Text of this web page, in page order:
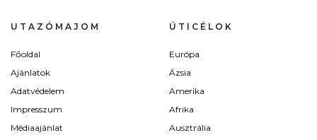
UTAZÓMAJOM
Főoldal
Ajánlatok
Adatvédelem
Impresszum
Médiaajánlat
ÚTICÉLOK
Európa
Ázsia
Amerika
Afrika
Ausztrália